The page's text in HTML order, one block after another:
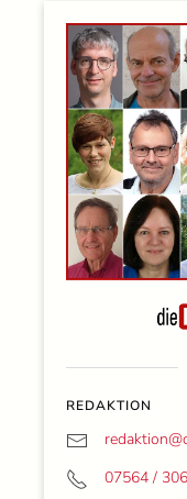
REDAKTION
redaktion@
07564 /